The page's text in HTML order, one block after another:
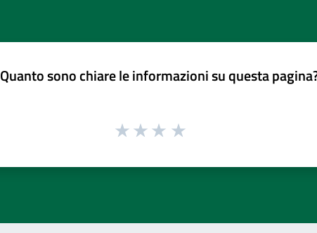
Quanto sono chiare le informazioni su questa